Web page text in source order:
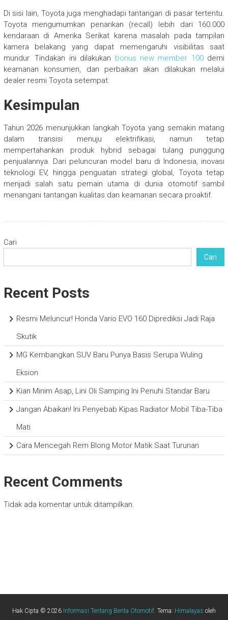
Di sisi lain, Toyota juga menghadapi tantangan di pasar tertentu.
Toyota mengumumkan penarikan (recall) lebih dari 160.000
kendaraan di Amerika Serikat karena masalah pada tampilan
kamera belakang yang dapat memengaruhi visibilitas saat
mundur. Tindakan ini dilakukan bonus new member 100demi
keamanan konsumen, dan perbaikan akan dilakukan melalui
dealer resmi Toyota setempat.
Kesimpulan
Tahun 2026 menunjukkan langkah Toyota yang semakin matang
dalam transisi menuju elektrifikasi, namun tetap
mempertahankan produk hybrid sebagai tulang punggung
penjualannya. Dari peluncuran model baru di Indonesia, inovasi
teknologi EV, hingga penguatan strategi global, Toyota tetap
menjadi salah satu pemain utama di dunia otomotif sambil
menangani tantangan kualitas dan keamanan secara proaktif.
Cari
Cari
Recent Posts
Resmi Meluncur! Honda Vario EVO 160 Diprediksi Jadi Raja
Skutik
MG Kembangkan SUV Baru Punya Basis Serupa Wuling
Eksion
Kian Minim Asap, Lini Oli Samping Ini Penuhi Standar Baru
Jangan Abaikan! Ini Penyebab Kipas Radiator Mobil Tiba-Tiba
Mati
Cara Mencegah Rem Blong Motor Matik Saat Turunan
Recent Comments
Tidak ada komentar untuk ditampilkan.
Hak Cipta © 2026 Informasi Tentang Berita Otomotif. Tema: Himalayas oleh